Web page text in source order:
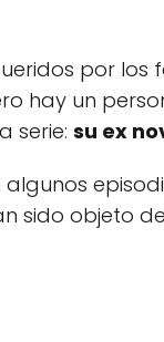
por los
hay un
serie: su ex
sido objeto de